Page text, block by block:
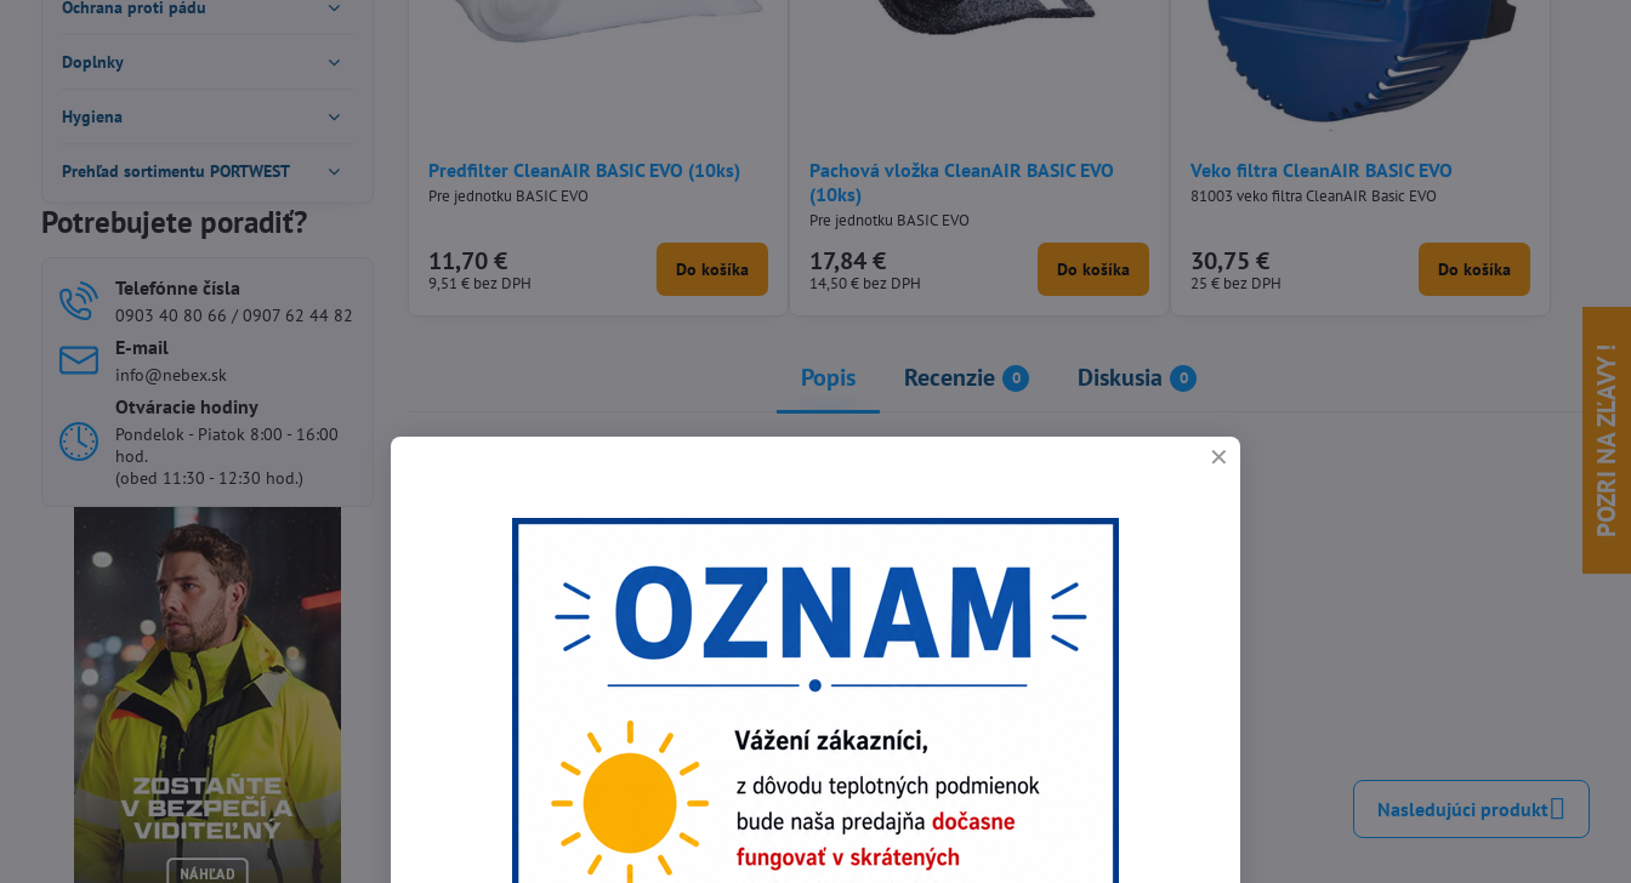
Popis Recenzie 0 Diskusia 0
Schválené podľa: EN 12941, typ PSL
Skladovacia a pracovná teplota: 0 až +40°C
Rozmery ( priemer, výška) : 132 / 55mm
Hmotnosť: 100g
FacebookTwitterBluesky
Predchádzajúci produkt Nasledujúci produkt
Predfilter CleanAIR BASIC EVO (10ks)
Pre jednotku BASIC EVO
11,70 €
9,51 € bez DPH
Do košíka
Pachová vložka CleanAIR BASIC EVO
(10ks)
Pre jednotku BASIC EVO
17,84 €
14,50 € bez DPH
Do košíka
Veko filtra CleanAIR BASIC EVO
81003 veko filtra CleanAIR Basic EVO
30,75 €
25 € bez DPH
Do košíka
Ochrana proti pádu
Doplnky
Hygiena
Prehľad sortimentu PORTWEST
Potrebujete poradiť?
Telefónne čísla
0903 40 80 66 / 0907 62 44 82
E-mail
info@nebex.sk
Otváracie hodiny
Pondelok - Piatok 8:00 - 16:00
hod.
(obed 11:30 - 12:30 hod.)
POZRI NA ZĽAVY !